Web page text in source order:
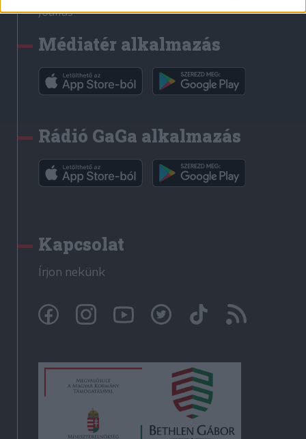
Jóállás
Médiatér alkalmazás
Rádió GaGa alkalmazás
Kapcsolat
Írjon nekünk